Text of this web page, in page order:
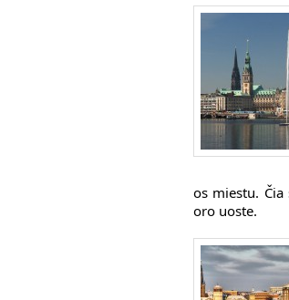
os miestu.
oro uoste.